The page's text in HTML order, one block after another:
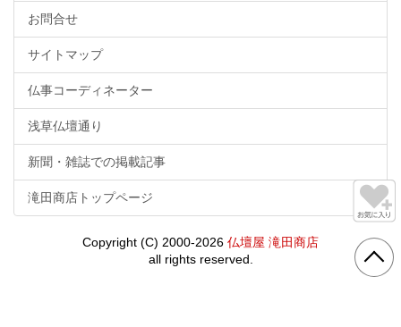
お問合せ
サイトマップ
仏事コーディネーター
浅草仏壇通り
新聞・雑誌での掲載記事
滝田商店トップページ
Copyright (C) 2000-2026 仏壇屋 滝田商店
all rights reserved.